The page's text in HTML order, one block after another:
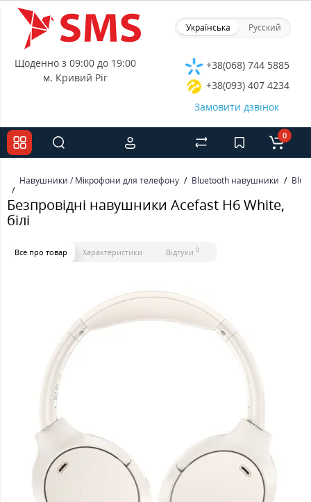
Українська Русский
Щоденно з 09:00 до 19:00
м. Кривий Ріг
+38(068) 744 5885
+38(093) 407 4234
Замовити дзвінок
0
Навушники / Мікрофони для телефону Bluetooth навушники
Безпровідні навушники Acefast H6 White,
білі
Все про товар Характеристики Відгуки 0